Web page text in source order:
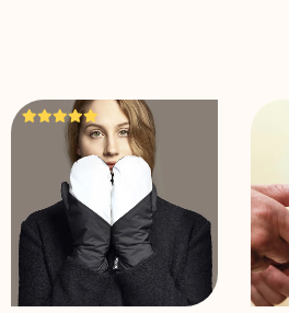
ull rekommenderas handtvätt för
varje mössa.
forskning och avancerad
systrarna Sofie och Sarah